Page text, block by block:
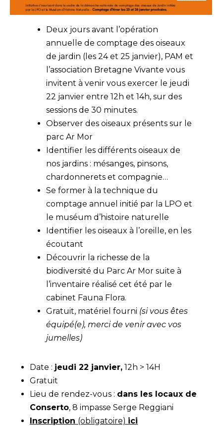
Deux jours avant l’opération
annuelle de comptage des oiseaux
de jardin (les 24 et 25 janvier), PAM et
l’association Bretagne Vivante vous
invitent à venir vous exercer le jeudi
22 janvier entre 12h et 14h, sur des
sessions de 30 minutes.
Observer des oiseaux présents sur le
parc Ar Mor
Identifier les différents oiseaux de
nos jardins : mésanges, pinsons,
chardonnerets et compagnie…
Se former à la technique du
comptage annuel initié par la LPO et
le muséum d’histoire naturelle
Identifier les oiseaux à l’oreille, en les
écoutant
Découvrir la richesse de la
biodiversité du Parc Ar Mor suite à
l’inventaire réalisé cet été par le
cabinet Fauna Flora.
Gratuit, matériel fourni (si vous êtes
équipé(e), merci de venir avec vos
jumelles)
Date : jeudi 22 janvier, 12h > 14H
Gratuit
Lieu de rendez-vous : dans les locaux de
Conserto, 8 impasse Serge Reggiani
Inscription (obligatoire) ici